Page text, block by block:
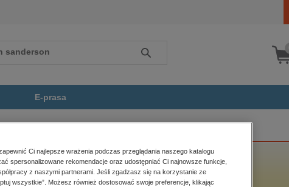
Szukaj
E-prasa
informacyjne
Ci najlepsze wrażenia podczas przeglądania naszego katalogu
spersonalizowane rekomendacje oraz udostępniać Ci najnowsze funkcje,
z naszymi partnerami. Jeśli zgadzasz się na korzystanie ze
wszystkie”. Możesz również dostosować swoje preferencje, klikając